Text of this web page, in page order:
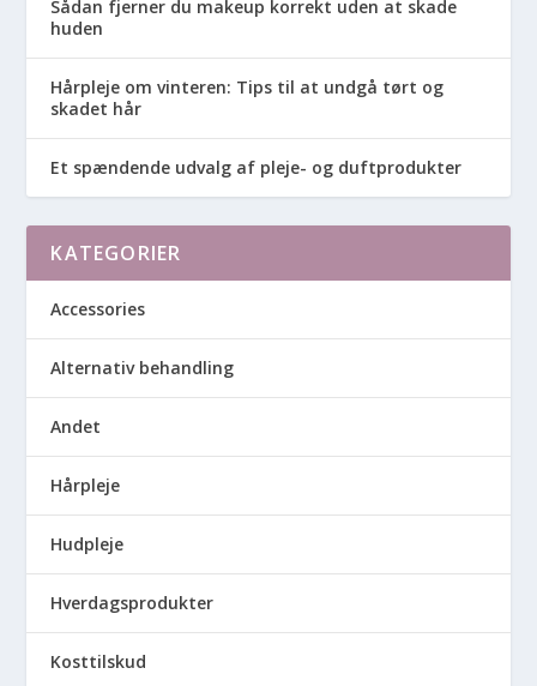
Sådan fjerner du makeup korrekt uden at skade
huden
Hårpleje om vinteren: Tips til at undgå tørt og
skadet hår
Et spændende udvalg af pleje- og duftprodukter
KATEGORIER
Accessories
Alternativ behandling
Andet
Hårpleje
Hudpleje
Hverdagsprodukter
Kosttilskud